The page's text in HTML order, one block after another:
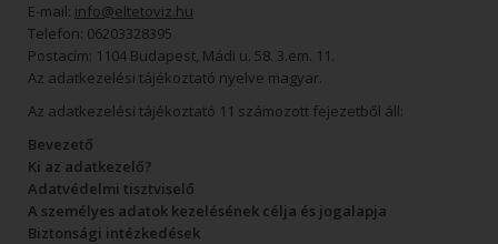
E-mail: info@eltetoviz.hu
Telefon: 06203328395
Postacím: 1104 Budapest, Mádi u. 58. 3.em. 11.
Az adatkezelési tájékoztató nyelve magyar.
Az adatkezelési tájékoztató 11 számozott fejezetből áll:
Bevezető
Ki az adatkezelő?
Adatvédelmi tisztviselő
A személyes adatok kezelésének célja és jogalapja
Biztonsági intézkedések